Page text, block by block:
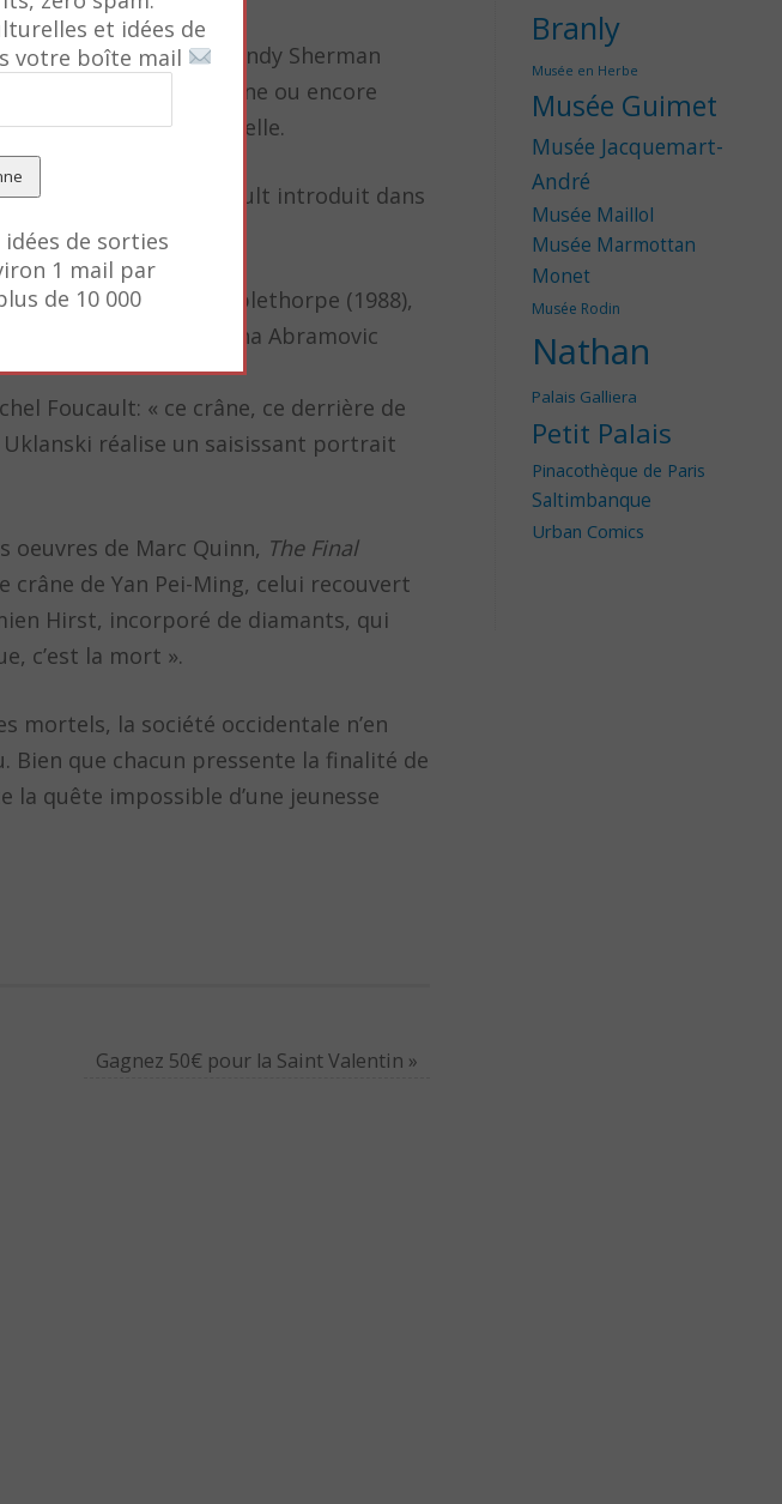
réinterpréteront Cindy Sherman
en forme de crâne ou encore
un crâne sur sa coupelle.
Théodore Géricault introduit dans
Trinité.
de Robert Mapplethorpe (1988),
la moins connue Marina Abramovic
Foucault: « ce crâne, ce derrière de
réalise un saisissant portrait
oeuvres de Marc Quinn, The Final
crâne de Yan Pei-Ming, celui recouvert
Hirst, incorporé de diamants, qui
c’est la mort ».
mortels, la société occidentale n’en
que chacun pressente la finalité de
quête impossible d’une jeunesse
Gagnez 50€ pour la Saint Valentin »
Branly
Musée en Herbe
Musée Guimet
Musée Jacquemart-
André
Musée Maillol
Musée Marmottan
Monet
Musée Rodin
Nathan
Palais Galliera
Petit Palais
Pinacothèque de Paris
Saltimbanque
Urban Comics
et idées de
votre boîte mail
de sorties
1 mail par
de 10 000